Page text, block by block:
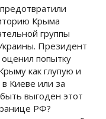
Крыма
группы
Президент
попытку
как глупую и
Киеве или за
выгоден этот
РФ?